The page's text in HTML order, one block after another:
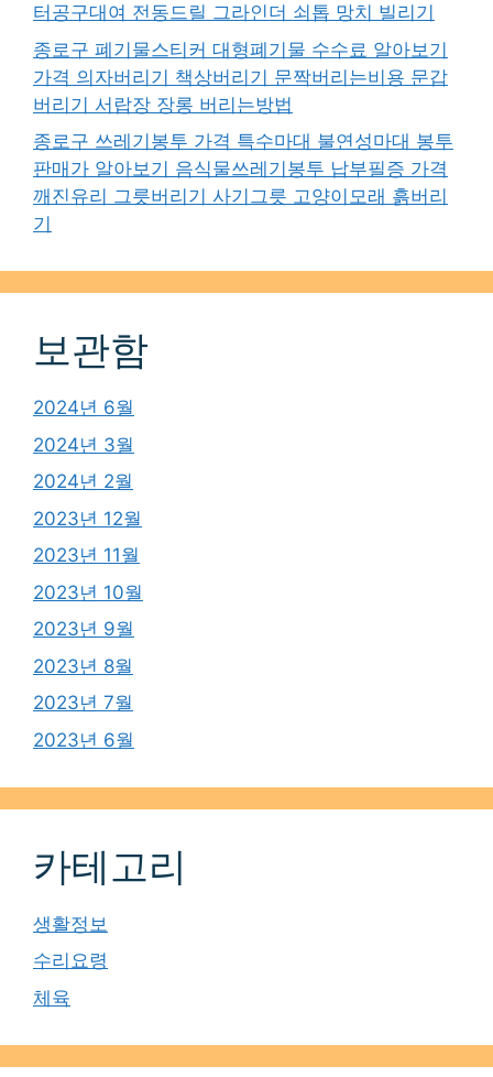
터공구대여 전동드릴 그라인더 쇠톱 망치 빌리기
종로구 폐기물스티커 대형폐기물 수수료 알아보기
가격 의자버리기 책상버리기 문짝버리는비용 문갑
버리기 서랍장 장롱 버리는방법
종로구 쓰레기봉투 가격 특수마대 불연성마대 봉투
판매가 알아보기 음식물쓰레기봉투 납부필증 가격
깨진유리 그릇버리기 사기그릇 고양이모래 흙버리
기
보관함
2024년 6월
2024년 3월
2024년 2월
2023년 12월
2023년 11월
2023년 10월
2023년 9월
2023년 8월
2023년 7월
2023년 6월
카테고리
생활정보
수리요령
체육